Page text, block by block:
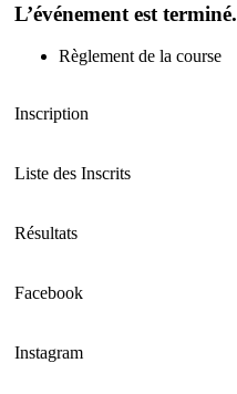
L’événement est terminé.
Règlement de la course
Inscription
Liste des Inscrits
Résultats
Facebook
Instagram